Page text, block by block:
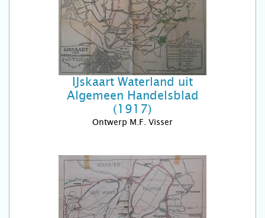
IJskaart Waterland uit
Algemeen Handelsblad
(1917)
Ontwerp M.F. Visser